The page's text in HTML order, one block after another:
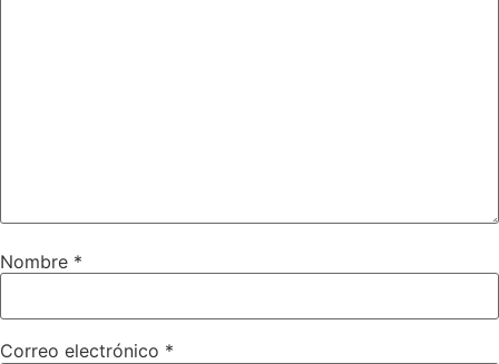
Nombre *
Correo electrónico *